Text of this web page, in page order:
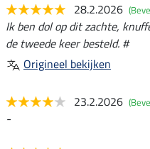
28.2.2026
Ik ben dol op dit zachte,
de tweede keer besteld. #
Origineel bekijken
23.2.2026
-